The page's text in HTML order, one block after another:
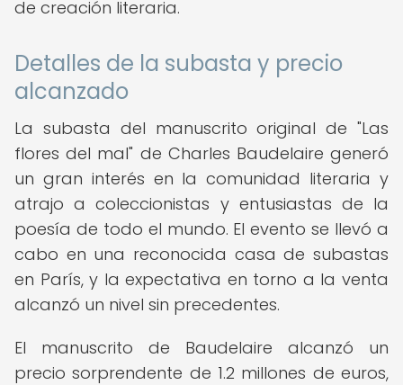
de creación literaria.
Detalles de la subasta y precio
alcanzado
La subasta del manuscrito original de "Las
flores del mal" de Charles Baudelaire generó
un gran interés en la comunidad literaria y
atrajo a coleccionistas y entusiastas de la
poesía de todo el mundo. El evento se llevó a
cabo en una reconocida casa de subastas
en París, y la expectativa en torno a la venta
alcanzó un nivel sin precedentes.
El manuscrito de Baudelaire alcanzó un
precio sorprendente de 1.2 millones de euros,